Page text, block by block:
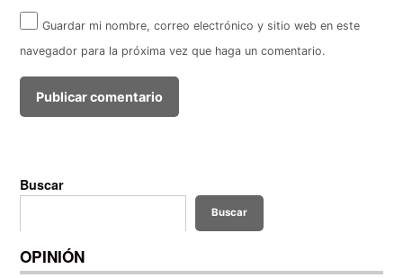
Guardar mi nombre, correo electrónico y sitio web en este
navegador para la próxima vez que haga un comentario.
Buscar
Buscar
OPINIÓN